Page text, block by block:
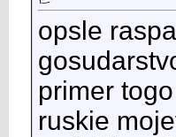
opsle
primer
ruskie